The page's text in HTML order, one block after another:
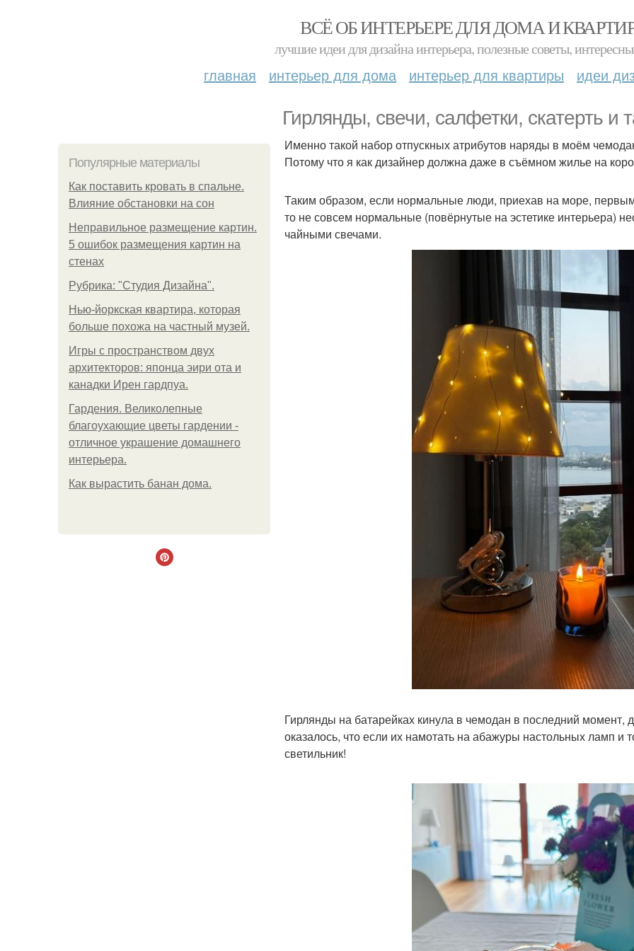
ВСЁ ОБ ИНТЕРЬЕРЕ ДЛЯ ДОМА И
лучшие идеи для дизайна интерьера, полезные советы,
главная интерьер для дома интерьер для квартиры идеи
Гирлянды, свечи, салфетки, скатерть
Популярные материалы
Как поставить кровать в спальне.
Влияние обстановки на сон
Неправильное размещение картин.
5 ошибок размещения картин на
стенах
Рубрика: "Студия Дизайна".
Нью-йоркская квартира, которая
больше похожа на частный музей.
Игры с пространством двух
архитекторов: японца эири ота и
канадки Ирен гардпуа.
Гардения. Великолепные
благоухающие цветы гардении -
отличное украшение домашнего
интерьера.
Как вырастить банан дома.
Именно такой набор отпускных атрибутов наряды в моём
Потому что я как дизайнер должна даже в съёмном жилье на
Таким образом, если нормальные люди, приехав на море,
то не совсем нормальные (повёрнутые на эстетике интерьера)
чайными свечами.
Гирлянды на батарейках кинула в чемодан в последний
оказалось, что если их намотать на абажуры настольных ламп
светильник!